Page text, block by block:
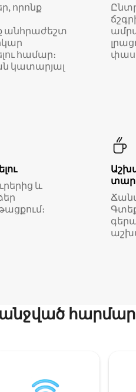
որոնք
անհրաժեշտ
համար։
կատարյալ
և